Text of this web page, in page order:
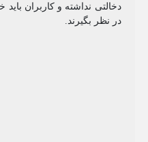
دخالتی نداشته و کاربران
در نظر بگیرند.